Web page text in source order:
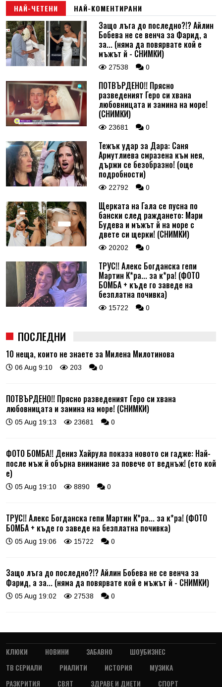
Email
Коментар*
НАЙ-ЧЕТЕНИ НАЙ-КОМЕНТИРАНИ
Защо лъга до последно?!? Айлин
Бобева не се венча за Фарид, а
за... (няма да повярвате кой е
мъжът й - СНИМКИ)
27538 0
ПОТВЪРДЕНО!! Прясно
разведеният Геро си хвана
любовницата и замина на море!
(СНИМКИ)
23681 0
Тежък удар за Дара: Саня
Армутлиева смразена към нея,
държи се безобразно! (още
подробности)
22792 0
Щерката на Гала се пусна по
бански след раждането: Мари
Будева и мъжът й на море с
двете си щерки! (СНИМКИ)
20202 0
ТРУС!! Алекс Богданска гепи
Мартин К*ра... за к*ра! (ФОТО
БОМБА + къде го заведе на
безплатна почивка)
15722 0
ПОСЛЕДНИ
10 неща, които не знаете за Милена Милотинова
06 Aug 9:10 203 0
ПОТВЪРДЕНО!! Прясно разведеният Геро си хвана
любовницата и замина на море! (СНИМКИ)
05 Aug 19:13 23681 0
ФОТО БОМБА!! Дениз Хайрула показа новото си гадже: Най-
после мъж й обърна внимание за повече от веднъж! (ето кой
е)
05 Aug 19:10 8890 0
ТРУС!! Алекс Богданска гепи Мартин К*ра... за к*ра! (ФОТО
БОМБА + къде го заведе на безплатна почивка)
05 Aug 19:06 15722 0
Защо лъга до последно?!? Айлин Бобева не се венча за
Фарид, а за... (няма да повярвате кой е мъжът й - СНИМКИ)
05 Aug 19:02 27538 0
КЛЮКИ НОВИНИ ЗАБАВНО
ШОУБИЗНЕС
ТВ СЕРИАЛИ
РИАЛИТИ ИСТОРИЯ
МУЗИКА
РАЗКРИТИЯ
СВЯТ ЗДРАВЕ И ДИЕТИ СПОРТ